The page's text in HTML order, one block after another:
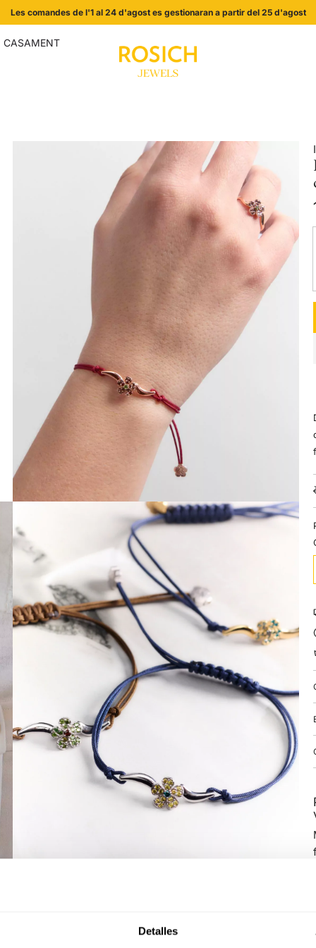
Detalles
Les comandes de l'1 al 24 d'agost es gestionaran a partir del 25 d'agost
CASAMENT